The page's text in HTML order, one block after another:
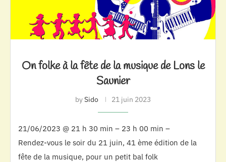
On folke à la fête de la musique de Lons le
Saunier
bySido 21 juin 2023
21/06/2023 @ 21 h 30 min – 23 h 00 min –
Rendez-vous le soir du 21 juin, 41 ème édition de la
fête de la musique, pour un petit bal folk